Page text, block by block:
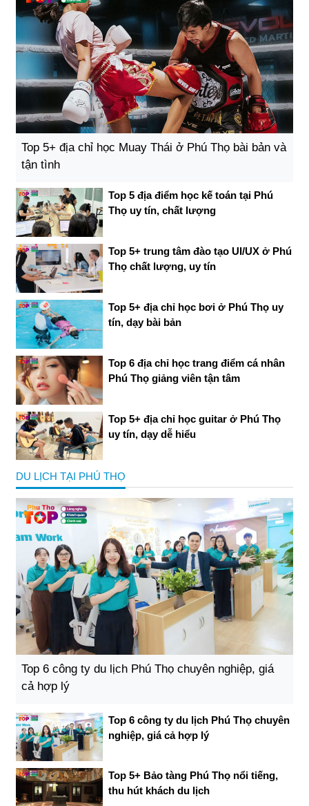
Top 5+ địa chỉ học Muay Thái ở Phú Thọ bài bản và
tận tình
Top 5 địa điểm học kế toán tại Phú
Thọ uy tín, chất lượng
Top 5+ trung tâm đào tạo UI/UX ở Phú
Thọ chất lượng, uy tín
Top 5+ địa chỉ học bơi ở Phú Thọ uy
tín, dạy bài bản
Top 6 địa chỉ học trang điểm cá nhân
Phú Thọ giảng viên tận tâm
Top 5+ địa chỉ học guitar ở Phú Thọ
uy tín, dạy dễ hiểu
DU LỊCH TẠI PHÚ THỌ
Top 6 công ty du lịch Phú Thọ chuyên nghiệp, giá
cả hợp lý
Top 6 công ty du lịch Phú Thọ chuyên
nghiệp, giá cả hợp lý
Top 5+ Bảo tàng Phú Thọ nổi tiếng,
thu hút khách du lịch